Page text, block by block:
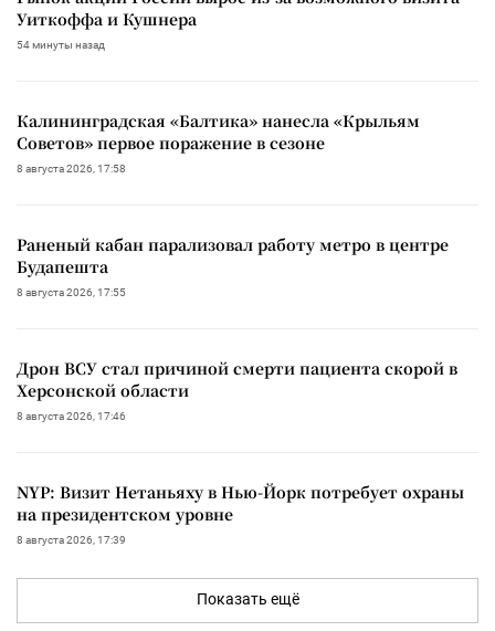
Уиткоффа и Кушнера
54 минуты назад
Калининградская «Балтика» нанесла «Крыльям
Советов» первое поражение в сезоне
8 августа 2026, 17:58
Раненый кабан парализовал работу метро в центре
Будапешта
8 августа 2026, 17:55
Дрон ВСУ стал причиной смерти пациента скорой в
Херсонской области
8 августа 2026, 17:46
NYP: Визит Нетаньяху в Нью-Йорк потребует охраны
на президентском уровне
8 августа 2026, 17:39
Показать ещё